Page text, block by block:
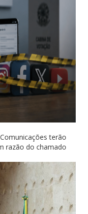
terão
razão do chamado